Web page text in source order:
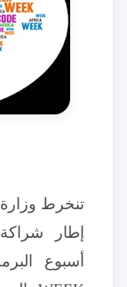
تنخرط وزارة